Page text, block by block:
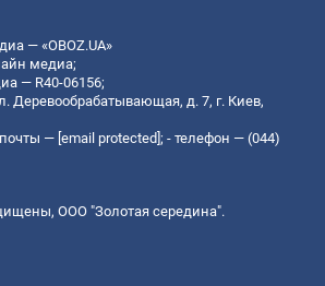
— «OBOZ.UA»
медиа;
— R40-06156;
Деревообрабатывающая, д. 7, г. Киев,
— [email protected]; - телефон — (044)
ООО "Золотая середина".